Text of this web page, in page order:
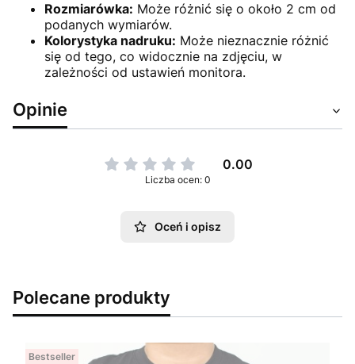
Rozmiarówka: Może różnić się o około 2 cm od
podanych wymiarów.
Kolorystyka nadruku: Może nieznacznie różnić
się od tego, co widocznie na zdjęciu, w
zależności od ustawień monitora.
Opinie
0.00
Liczba ocen: 0
Oceń i opisz
Polecane produkty
Bestseller